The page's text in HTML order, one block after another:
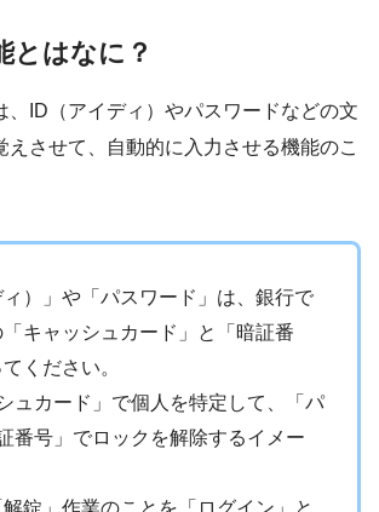
とはなに？
、ID（アイディ）やパスワードなどの文
えさせて、自動的に入力させる機能のこ
ィ）」や「パスワード」は、銀行で
キャッシュカード」と「暗証番
ください。
ュカード」で個人を特定して、「パ
番号」でロックを解除するイメー
錠」作業のことを「ログイン」と